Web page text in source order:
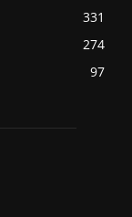
331
274
97